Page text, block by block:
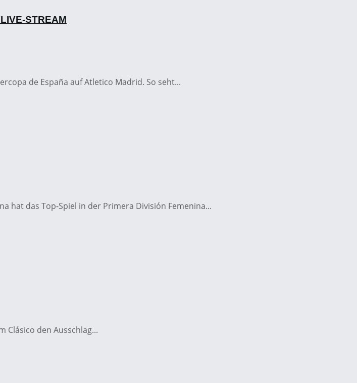
STREAM
de España auf Atletico Madrid. So seht...
hat das Top-Spiel in der Primera División Femenina...
Clásico den Ausschlag...